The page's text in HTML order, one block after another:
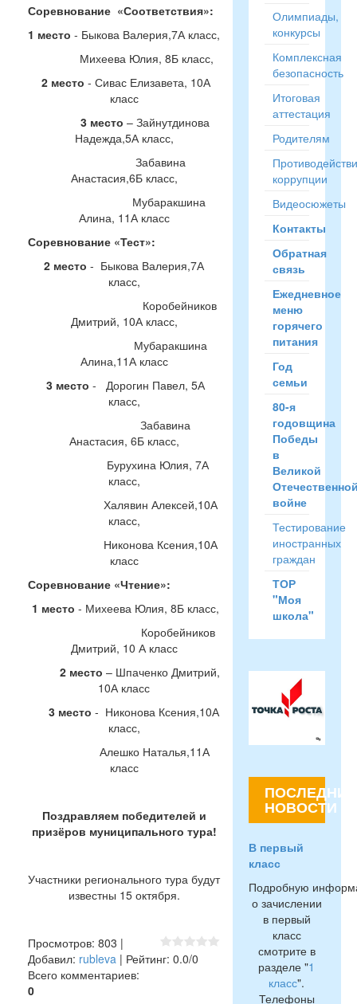
Соревнование «Соответствия»:
1 место - Быкова Валерия,7А класс,
Михеева Юлия, 8Б класс,
2 место - Сивас Елизавета, 10А
класс
3 место – Зайнутдинова
Надежда,5А класс,
Забавина
Анастасия,6Б класс,
Мубаракшина
Алина, 11А класс
Соревнование «Тест»:
2 место - Быкова Валерия,7А
класс,
Коробейников
Дмитрий, 10А класс,
Мубаракшина
Алина,11А класс
3 место - Дорогин Павел, 5А
класс,
Забавина
Анастасия, 6Б класс,
Бурухина Юлия, 7А
класс,
Халявин Алексей,10А
класс,
Никонова Ксения,10А
класс
Соревнование «Чтение»:
1 место - Михеева Юлия, 8Б класс,
Коробейников
Дмитрий, 10 А класс
2 место – Шпаченко Дмитрий,
10А класс
3 место - Никонова Ксения,10А
класс,
Алешко Наталья,11А
класс
Поздравляем победителей и
призёров муниципального тура!
Участники регионального тура будут
известны 15 октября.
Просмотров: 803 |
Добавил: rubleva | Рейтинг: 0.0/0
Всего комментариев:
0
Олимпиады,
конкурсы
Комплексная
безопасность
Итоговая
аттестация
Родителям
коррупции
Видеосюжеты
Контакты
Обратная
связь
Ежедневное
меню
горячего
питания
Год
семьи
80-я
годовщина
Победы
в
Великой
войне
Тестирование
иностранных
граждан
ТОР
"Моя
школа"
ПОСЛЕДНИЕ
НОВОСТИ
В первый
класс
Подробную
о зачислении
в первый
класс
смотрите в
разделе "1
класс".
Телефоны